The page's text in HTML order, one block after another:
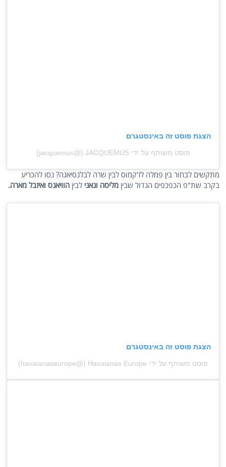
הצגת פוסט זה באינסטגרם
פוסט משותף על ידי ‏‎JACQUEMUS‎‏ (@‏‎jacquemus‎‏)
מתקשים לבחור בין פמלה לז'קמוס לבין שרה לבלנסיאגה? נסו להכריע
בקרב שת"פ הכפכפים הגדול שביןמליסה וגאני לביןהוויאנס ואיזבל מארה.
הצגת פוסט זה באינסטגרם
פוסט משותף על ידי ‏‎Havaianas Europe‎‏ (@‏‎havaianaseurope‎‏)